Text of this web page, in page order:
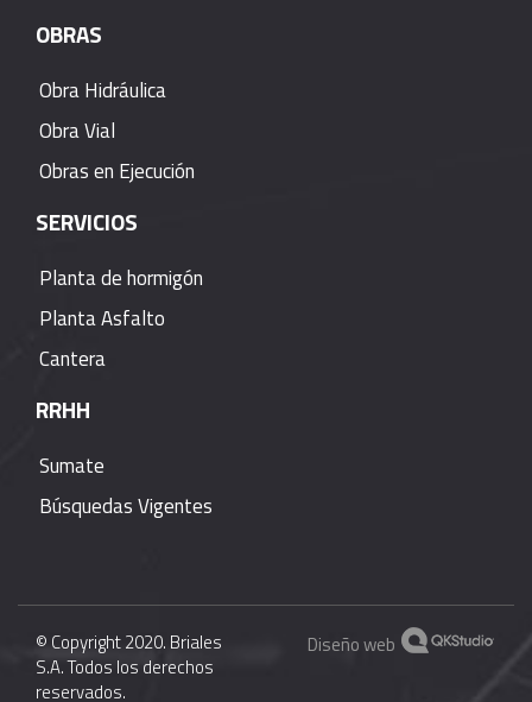
OBRAS
Obra Hidráulica
Obra Vial
Obras en Ejecución
SERVICIOS
Planta de hormigón
Planta Asfalto
Cantera
RRHH
Sumate
Búsquedas Vigentes
© Copyright 2020. Briales
S.A. Todos los derechos
reservados.
Diseño web